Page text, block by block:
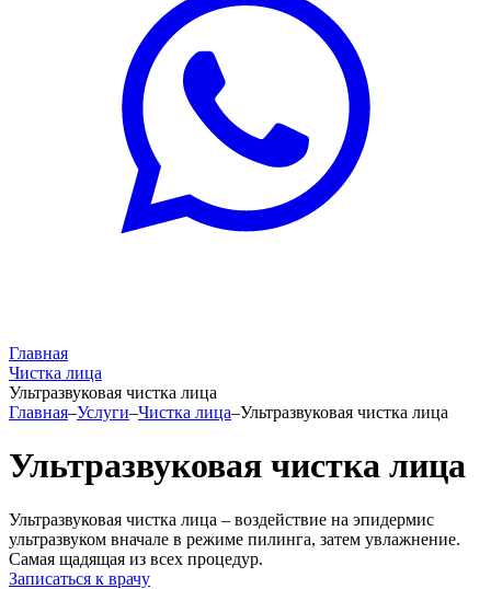
Главная
Чистка лица
Ультразвуковая чистка лица
Главная–Услуги–Чистка лица–Ультразвуковая чистка лица
Ультразвуковая чистка лица
Ультразвуковая чистка лица – воздействие на эпидермис
ультразвуком вначале в режиме пилинга, затем увлажнение.
Самая щадящая из всех процедур.
Записаться к врачу